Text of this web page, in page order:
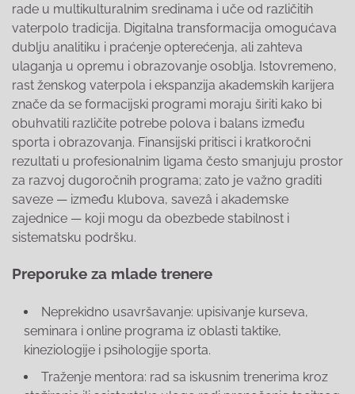
rade u multikulturalnim sredinama i uče od različitih
vaterpolo tradicija. Digitalna transformacija omogućava
dublju analitiku i praćenje opterećenja, ali zahteva
ulaganja u opremu i obrazovanje osoblja. Istovremeno,
rast ženskog vaterpola i ekspanzija akademskih karijera
znače da se formacijski programi moraju širiti kako bi
obuhvatili različite potrebe polova i balans između
sporta i obrazovanja. Finansijski pritisci i kratkoročni
rezultati u profesionalnim ligama često smanjuju prostor
za razvoj dugoročnih programa; zato je važno graditi
saveze — između klubova, savezâ i akademske
zajednice — koji mogu da obezbede stabilnost i
sistematsku podršku.
Preporuke za mlade trenere
Neprekidno usavršavanje: upisivanje kurseva,
seminara i online programa iz oblasti taktike,
kineziologije i psihologije sporta.
Traženje mentora: rad sa iskusnim trenerima kroz